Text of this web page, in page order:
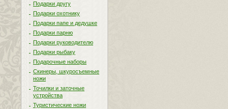
Подарки другу
Подарки охотнику
Подарки папе и дедушке
Подарки парню
Подарки руководителю
Подарки рыбаку
Подарочные наборы
Скинеры, шкуросъемные
ножи
Точилки и заточные
устройства
Туристические ножи